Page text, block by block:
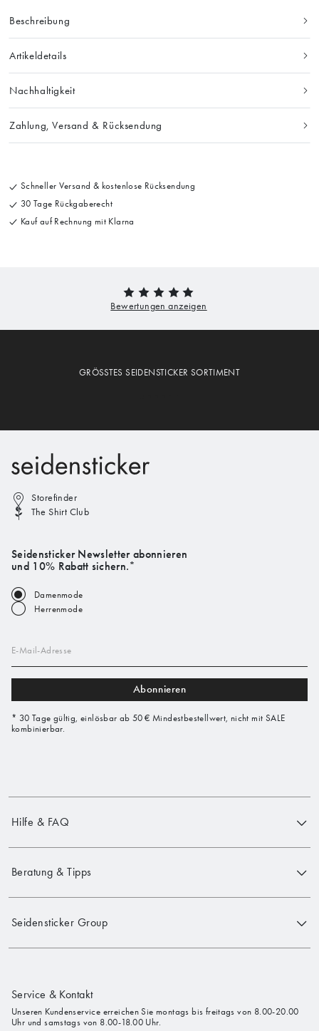
Beschreibung
Artikeldetails
Nachhaltigkeit
Zahlung, Versand & Rücksendung
Schneller Versand & kostenlose Rücksendung
30 Tage Rückgaberecht
Kauf auf Rechnung mit Klarna
GRÖSSTES SEIDENSTICKER SORTIMENT
Storefinder
The Shirt Club
Seidensticker Newsletter abonnieren
und 10% Rabatt sichern.*
Damenmode
Herrenmode
E-Mail-Adresse
Abonnieren
* 30 Tage gültig, einlösbar ab 50 € Mindestbestellwert, nicht mit SALE
kombinierbar.
Hilfe & FAQ
Beratung & Tipps
Seidensticker Group
Service & Kontakt
Unseren Kundenservice erreichen Sie montags bis freitags von 8.00-20.00
Uhr und samstags von 8.00-18.00 Uhr.